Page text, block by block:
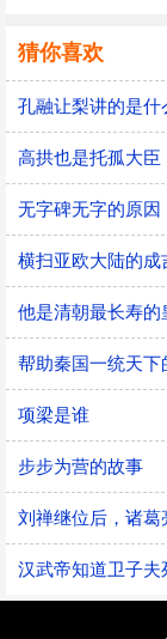
猜你喜欢
孔融让梨讲的是什
高拱也是托孤大臣
无字碑无字的原因
横扫亚欧大陆的
他是清朝最长寿的
帮助秦国一统天下
项梁是谁
步步为营的故事
刘禅继位后，诸葛
汉武帝知道卫子夫